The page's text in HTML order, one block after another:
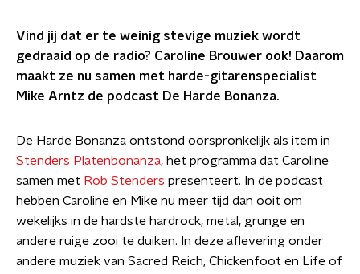
Vind jij dat er te weinig stevige muziek wordt
gedraaid op de radio? Caroline Brouwer ook! Daarom
maakt ze nu samen met harde-gitarenspecialist
Mike Arntz de podcast De Harde Bonanza.
De Harde Bonanza ontstond oorspronkelijk als item in
Stenders Platenbonanza, het programma dat Caroline
samen met Rob Stenders presenteert. In de podcast
hebben Caroline en Mike nu meer tijd dan ooit om
wekelijks in de hardste hardrock, metal, grunge en
andere ruige zooi te duiken. In deze aflevering onder
andere muziek van Sacred Reich, Chickenfoot en Life of